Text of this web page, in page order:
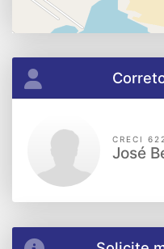
CRECI
José